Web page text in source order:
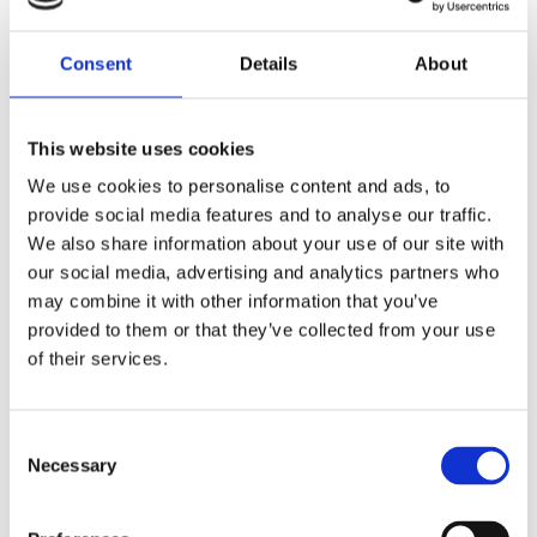
Consent Details About
This website uses cookies
We use cookies to personalise content and ads, to
provide social media features and to analyse our traffic.
We also share information about your use of our site with
our social media, advertising and analytics partners who
may combine it with other information that you’ve
provided to them or that they’ve collected from your use
of their services.
Necessary
jälkeen tietty vastaaja ei voi vastata jos muut vastaajat ovat
Jokainen vastaus validoidaan ja vastauksen laatu tarkastetaan
hyväksymistä, jonka jälkeen käyttäjä saa kyseiseen tehtävään
liittyvät etuudet.
Tehtävän etuudet
Crowst tehtävän etuudet voivat olla ainoastaan Crowst pisteitä,
rahanarvoinen etuus, tai näiden yhdistelmä. Joissain
tapauksissa tehtävään voi liittyä tuotepalkinto (tai etuus
Crowst pisteet ja rahanarvoiset etuudet tallennetaan Crowst-
sovelluksen käyttäjätilille. Rahanarvoinen etuus voidaan
lunastaa ainoastaan lahjakortteina Crowst-sovelluksessa
summina. Sovelluksessa kullakin hetkellä tarjolla oleva